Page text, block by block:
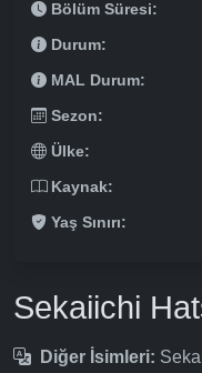
Bölüm Süresi:
Durum:
MAL Durum:
Sezon:
Ülke:
Kaynak:
Yaş Sınırı:
Sekaiichi
Diğer İsimleri: